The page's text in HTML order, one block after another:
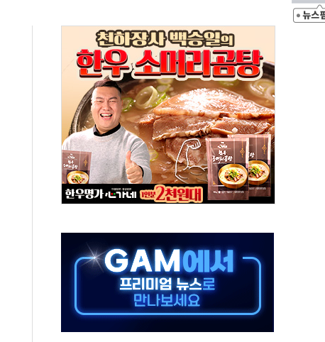
선서 정청래에 승리…金 48.54% vs 鄭 44.40%
경선 결과...김민석 48.54% 정청래 44.40%
발표...김민석 47.37% 정청래 45.71% 송영길 6.92%
발표...정청래 47.82% 김민석 46.35% 송영길 5.83%
발표...김민석 50.30% 정청래 41.94% 송영길 7.76%
400명 맞이…"마음 잇는 시간 되길"
급 확정되나…재상고 앞두고 막판 셈법
'행복상자' 전달
기 거꾸로' 논란…이틀만에 철거
역대 최대폭 감소한 9.4%↓…유통업계 양극화 심화
특사'로 콜롬비아 대통령 취임식 참석
시간당 30mm 강한 비...호우 피해 없어
방…野 "청년 우롱 기괴" vs 與 "송구한 해프닝"